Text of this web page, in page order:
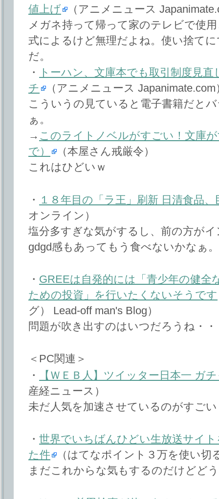
値上げ
（アニメニュース
メガネ持って帰って家のテレビで使
式によるけど無理だよね。使い捨て
だ。
・
トーハン、文庫本でも取引制度見
チ
（アニメニュース Japanimate.com
こういうの見ていると電子書籍だと
ぁ。
→ このライトノベルがすごい！文庫
で）
（本屋さん戒厳令）
これはひどいｗ
・ １８年目の「ラ王」刷新 日清食品
オンライン）
塩分多すぎな気がするし、前の方が
gdgd感もあってもう食べないかなぁ。
・ GREEは自発的には「青少年の健全
ための投資」を行いたくないそうです
グ） Lead‐off man's Blog）
問題が吹き出すのはいつだろうね・・
＜PC関連＞
・
【ＷＥＢ人】ツイッター日本一 ガ
産経ニュース）
未だ人気を加速させているのがすごい
・ 世界でいちばんひどい生放送サイ
た件
（はてなポイント３万を使い切
まだこれからな気もするのだけどど